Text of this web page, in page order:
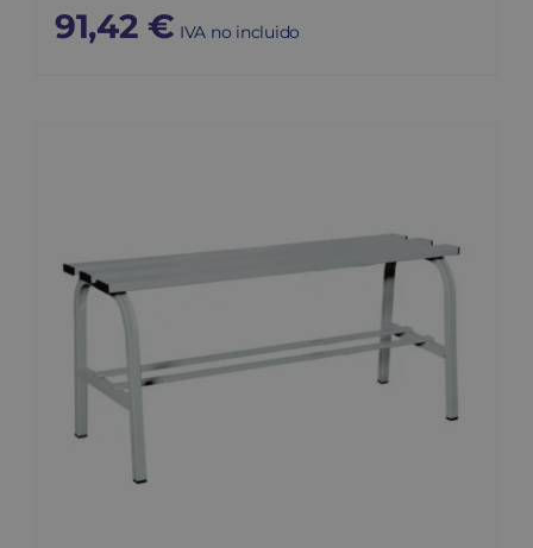
91,42 € IVA no incluido